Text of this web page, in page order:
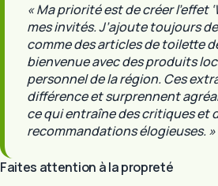
« Ma priorité est de créer l’effet
mes invités. J’ajoute toujours
comme des articles de toilette
bienvenue avec des produits
personnel de la région. Ces
différence et surprennent
ce qui entraîne des critiques et
recommandations élogieuses. »
Faites attention à la propreté